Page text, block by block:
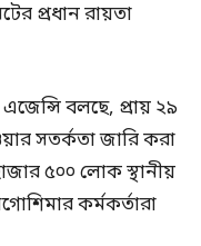
প্রধান রায়তা
বলছে, প্রায় ২৯
সতর্কতা জারি করা
৫০০ লোক স্থানীয়
কর্মকর্তারা